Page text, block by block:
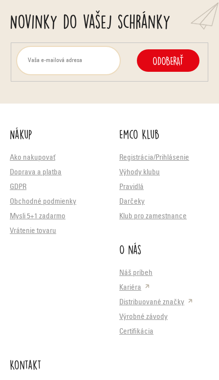
Novinky do vašej schránky
ODOBERAŤ
Nákup
Ako nakupovať
Doprava a platba
GDPR
Obchodné podmienky
Mysli 5+1 zadarmo
Vrátenie tovaru
Emco Klub
Registrácia/Prihlásenie
Výhody klubu
Pravidlá
Darčeky
Klub pro zamestnance
O nás
Náš príbeh
Kariéra
Distribuované značky
Výrobné závody
Certifikácia
Kontakt